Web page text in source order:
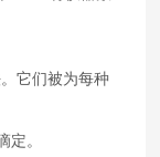
它们被为每种
定。